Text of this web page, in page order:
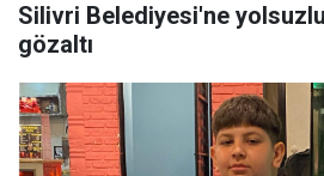
Silivri Belediyesi'ne
gözaltı